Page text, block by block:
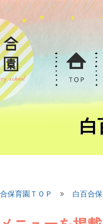
白
保育園ＴＯＰ 白百合